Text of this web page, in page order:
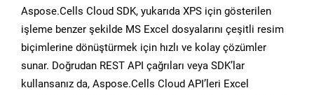
Aspose.Cells Cloud SDK, yukarıda XPS için gösterilen
işleme benzer şekilde MS Excel dosyalarını çeşitli resim
biçimlerine dönüştürmek için hızlı ve kolay çözümler
sunar. Doğrudan REST API çağrıları veya SDK’lar
kullansanız da, Aspose.Cells Cloud API’leri Excel